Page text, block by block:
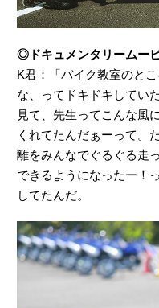
◎ドキュメンタリームー
K君：「バイク教室のと
な、ってドキドキしてい
見て、先生ってこんな風
くれてたんだぁーって。
離をみんなでぐるぐる走
できるようになったー！
してたんだ。